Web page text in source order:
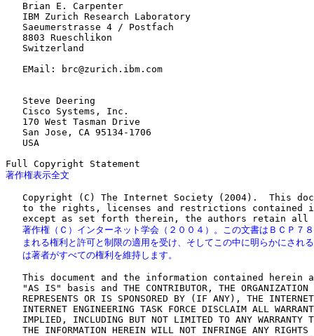
   Brian E. Carpenter
   IBM Zurich Research Laboratory
   Saeumerstrasse 4 / Postfach
   8803 Rueschlikon
   Switzerland
   EMail: brc@zurich.ibm.com
   Steve Deering
   Cisco Systems, Inc.
   170 West Tasman Drive
   San Jose, CA 95134-1706
   USA
著作権表示全文
Copyright (C) The Internet Society (2004).  This
to the rights, licenses and restrictions contained
著作権（Ｃ）インターネット学会（２００４）。この文書はＢＣＰ７
まれる権利と許可と制限の適用を受け、そしてこの中に明らかにされ
   は著者がすべての権利を維持します。
This document and the information contained herein
"AS IS" basis and THE CONTRIBUTOR, THE ORGANIZATION
REPRESENTS OR IS SPONSORED BY (IF ANY), THE
INTERNET ENGINEERING TASK FORCE DISCLAIM ALL
IMPLIED, INCLUDING BUT NOT LIMITED TO ANY WARRANTY
THE INFORMATION HEREIN WILL NOT INFRINGE ANY RIGHTS